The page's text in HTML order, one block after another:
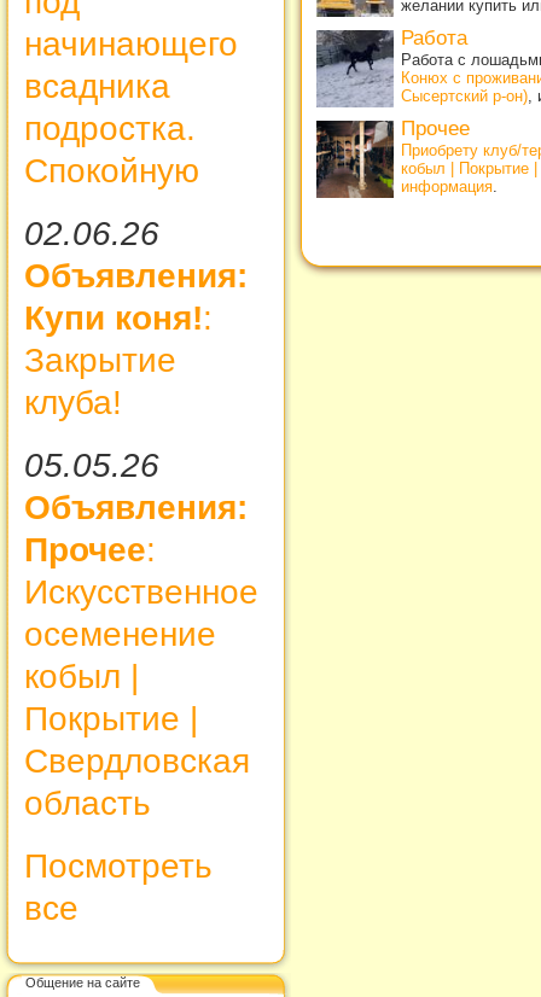
начинающего
всадника
подростка.
Спокойную
02.06.26
Объявления:
Купи коня!:
Закрытие
клуба!
05.05.26
Объявления:
Прочее:
Искусственное
осеменение
кобыл |
Покрытие |
Свердловская
область
Посмотреть
все
Общение на сайте
желании купить
Работа
Работа с
Конюх с
Сысертский р-он)
Прочее
Приобрету клуб/
кобыл | Покрытие
информация